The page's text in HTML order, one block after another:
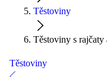
Těstoviny
Těstoviny s rajčaty
Těstoviny